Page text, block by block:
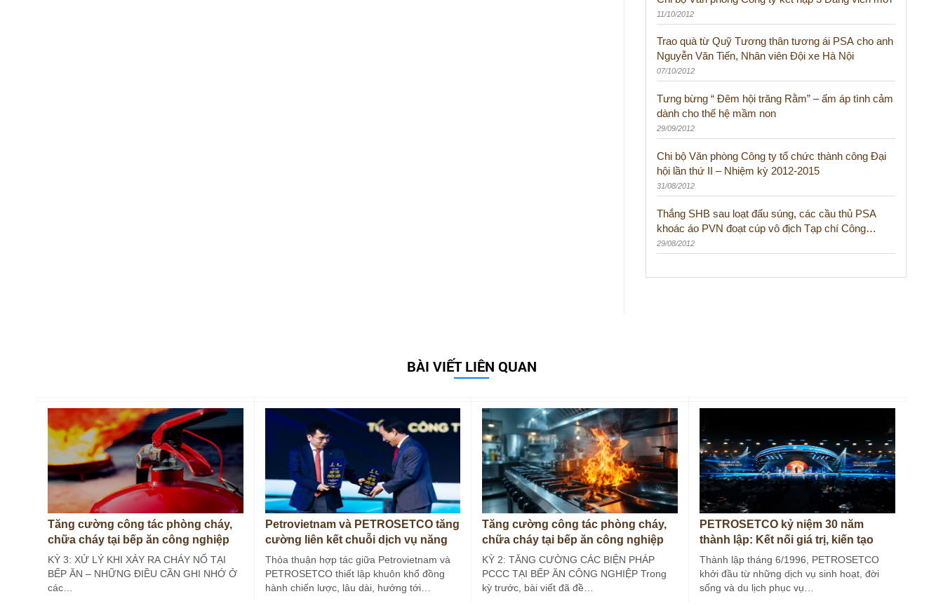
11/10/2012
Trao quà từ Quỹ Tương thân tương ái PSA cho anh
Nguyễn Văn Tiến, Nhân viên Đội xe Hà Nội
07/10/2012
Tưng bừng “ Đêm hội trăng Rằm” – ấm áp tình cảm
dành cho thế hệ mầm non
29/09/2012
Chi bộ Văn phòng Công ty tổ chức thành công Đại
hội lần thứ II – Nhiệm kỳ 2012-2015
31/08/2012
Thắng SHB sau loạt đấu súng, các cầu thủ PSA
khoác áo PVN đoạt cúp vô địch Tạp chí Công
nghiệp lần thứ nhất
29/08/2012
BÀI VIẾT LIÊN QUAN
Tăng cường công tác phòng cháy,
chữa cháy tại bếp ăn công nghiệp
(Kỳ 3)
KỲ 3: XỬ LÝ KHI XẢY RA CHÁY NỔ TẠI
BẾP ĂN – NHỮNG ĐIỀU CẦN GHI NHỚ Ở
các…
Petrovietnam và PETROSETCO tăng
cường liên kết chuỗi dịch vụ năng
lượng
Thỏa thuận hợp tác giữa Petrovietnam và
PETROSETCO thiết lập khuôn khổ đồng
hành chiến lược, lâu dài, hướng tới…
Tăng cường công tác phòng cháy,
chữa cháy tại bếp ăn công nghiệp
(Kỳ 2)
KỲ 2: TĂNG CƯỜNG CÁC BIỆN PHÁP
PCCC TẠI BẾP ĂN CÔNG NGHIỆP Trong
kỳ trước, bài viết đã đề…
PETROSETCO kỷ niệm 30 năm
thành lập: Kết nối giá trị, kiến tạo
tương lai
Thành lập tháng 6/1996, PETROSETCO
khởi đầu từ những dịch vụ sinh hoạt, đời
sống và du lịch phục vụ…